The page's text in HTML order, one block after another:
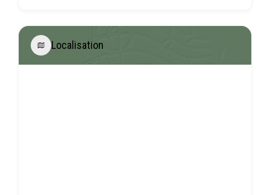
Localisation